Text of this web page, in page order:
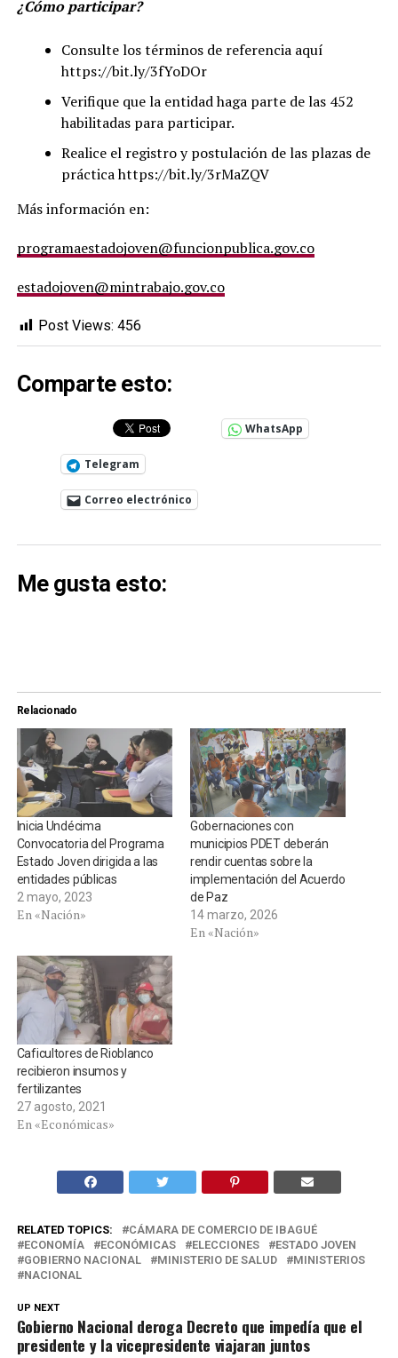
¿Cómo participar?
Consulte los términos de referencia aquí
https://bit.ly/3fYoDOr
Verifique que la entidad haga parte de las 452
habilitadas para participar.
Realice el registro y postulación de las plazas de
práctica https://bit.ly/3rMaZQV
Más información en:
programaestadojoven@funcionpublica.gov.co
estadojoven@mintrabajo.gov.co
Post Views: 456
Comparte esto:
WhatsApp
Telegram
Correo electrónico
Me gusta esto:
Relacionado
Inicia Undécima
Convocatoria del Programa
Estado Joven dirigida a las
entidades públicas
2 mayo, 2023
En «Nación»
Gobernaciones con
municipios PDET deberán
rendir cuentas sobre la
implementación del Acuerdo
de Paz
14 marzo, 2026
En «Nación»
Caficultores de Rioblanco
recibieron insumos y
fertilizantes
27 agosto, 2021
En «Económicas»
RELATED TOPICS:
CÁMARA DE COMERCIO DE IBAGUÉ
ECONOMÍA
ECONÓMICAS ELECCIONES
ESTADO JOVEN
GOBIERNO NACIONAL
MINISTERIO DE SALUD
MINISTERIOS
NACIONAL
UP NEXT
Gobierno Nacional deroga Decreto que impedía que el
presidente y la vicepresidente viajaran juntos